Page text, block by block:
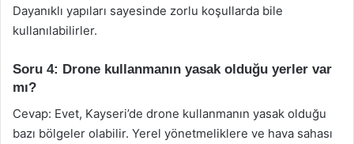
Dayanıklı yapıları sayesinde zorlu koşullarda bile
kullanılabilirler.
Soru 4: Drone kullanmanın yasak olduğu yerler var
mı?
Cevap: Evet, Kayseri’de drone kullanmanın yasak olduğu
bazı bölgeler olabilir. Yerel yönetmeliklere ve hava sahası